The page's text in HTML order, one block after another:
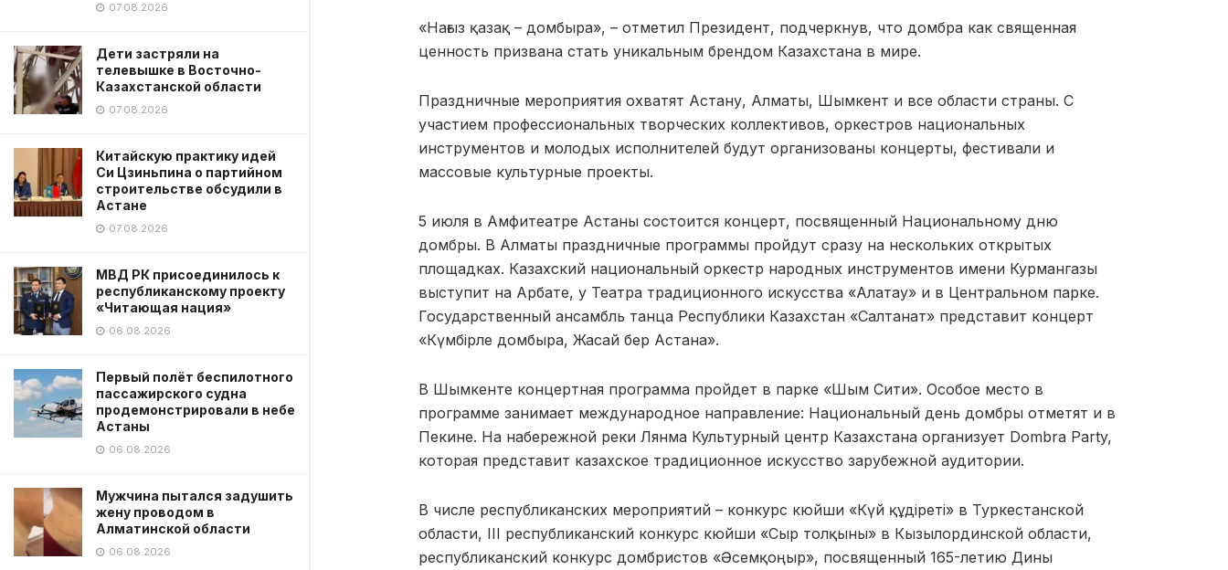
07.08.2026
Дети застряли на
телевышке в Восточно-
Казахстанской области
07.08.2026
Китайскую практику идей
Си Цзиньпина о партийном
строительстве обсудили в
Астане
07.08.2026
МВД РК присоединилось к
республиканскому проекту
«Читающая нация»
06.08.2026
Первый полёт беспилотного
пассажирского судна
продемонстрировали в небе
Астаны
06.08.2026
Мужчина пытался задушить
жену проводом в
Алматинской области
06.08.2026
«Нағыз қазақ – домбыра», – отметил Президент, подчеркнув, что домбра как священная
ценность призвана стать уникальным брендом Казахстана в мире.
Праздничные мероприятия охватят Астану, Алматы, Шымкент и все области страны. С
участием профессиональных творческих коллективов, оркестров национальных
инструментов и молодых исполнителей будут организованы концерты, фестивали и
массовые культурные проекты.
5 июля в Амфитеатре Астаны состоится концерт, посвященный Национальному дню
домбры. В Алматы праздничные программы пройдут сразу на нескольких открытых
площадках. Казахский национальный оркестр народных инструментов имени Курмангазы
выступит на Арбате, у Театра традиционного искусства «Алатау» и в Центральном парке.
Государственный ансамбль танца Республики Казахстан «Салтанат» представит концерт
«Күмбірле домбыра, Жасай бер Астана».
В Шымкенте концертная программа пройдет в парке «Шым Сити». Особое место в
программе занимает международное направление: Национальный день домбры отметят и в
Пекине. На набережной реки Лянма Культурный центр Казахстана организует Dombra Party,
которая представит казахское традиционное искусство зарубежной аудитории.
В числе республиканских мероприятий – конкурс кюйши «Күй құдіреті» в Туркестанской
области, III республиканский конкурс кюйши «Сыр толқыны» в Кызылординской области,
республиканский конкурс домбристов «Әсемқоңыр», посвященный 165-летию Дины